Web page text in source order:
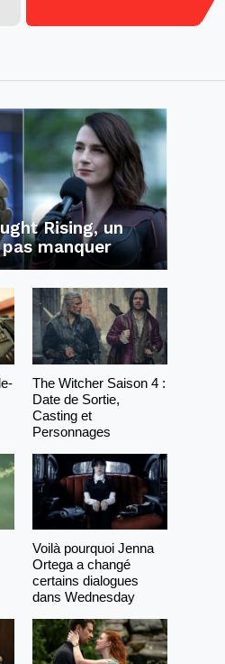
Rising, un
manquer
The Witcher Saison 4 :
Date de Sortie,
Casting et
Personnages
Voilà pourquoi Jenna
Ortega a changé
certains dialogues
dans Wednesday